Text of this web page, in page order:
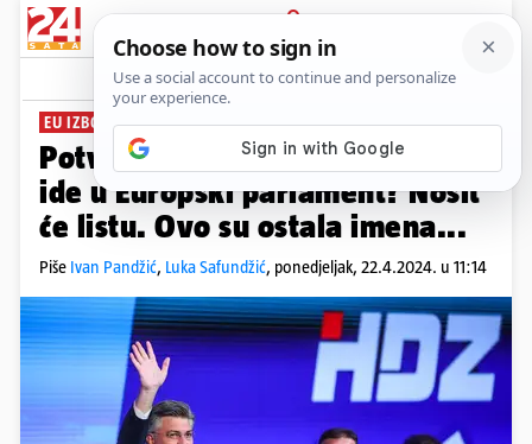
PRIJAVA
News Komentari
EU IZBORI
Potvrđeno za 24sata: Plenković
ide u Europski parlament? Nosit
će listu. Ovo su ostala imena...
Piše Ivan Pandžić, Luka Safundžić, ponedjeljak, 22.4.2024. u 11:14